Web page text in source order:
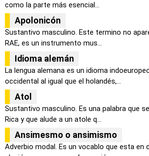
como la parte más esencial...
Apolonicón
Sustantivo masculino. Este termino no
RAE, es un instrumento mus...
Idioma alemán
La lengua alemana es un idioma
occidental al igual que el holandés,...
Atol
Sustantivo masculino. Es una palabra que
Rica y que alude a un atole q...
Ansimesmo o ansimismo
Adverbio modal. Es un vocablo que esta en